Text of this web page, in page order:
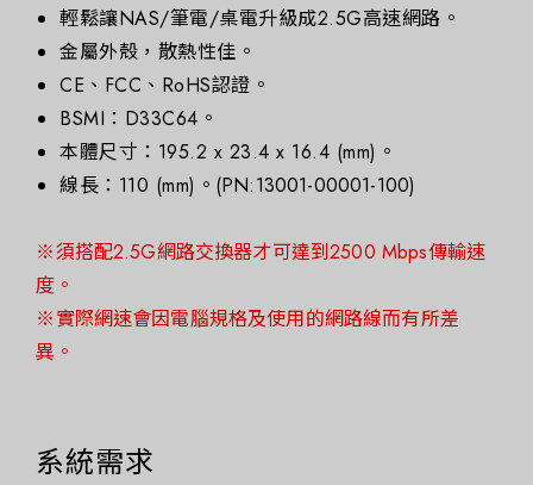
輕鬆讓NAS/筆電/桌電升級成2.5G高速網路。
金屬外殼，散熱性佳。
CE、FCC、RoHS認證。
BSMI：D33C64。
本體尺寸：195.2 x 23.4 x 16.4 (mm)。
線長：110 (mm)。 (PN:13001-00001-100)
※須搭配2.5G網路交換器才可達到2500 Mbps傳輸速
度。
※實際網速會因電腦規格及使用的網路線而有所差
異。
系統需求